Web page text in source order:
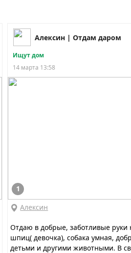
Алексин | Отдам даром
Ищут дом
14 марта 13:58
1
Алексин
Отдаю в добрые, заботливые руки
шпиц( девочка), собака умная,
детьми и другими животными. В